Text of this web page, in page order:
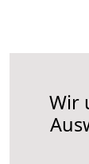
Wir